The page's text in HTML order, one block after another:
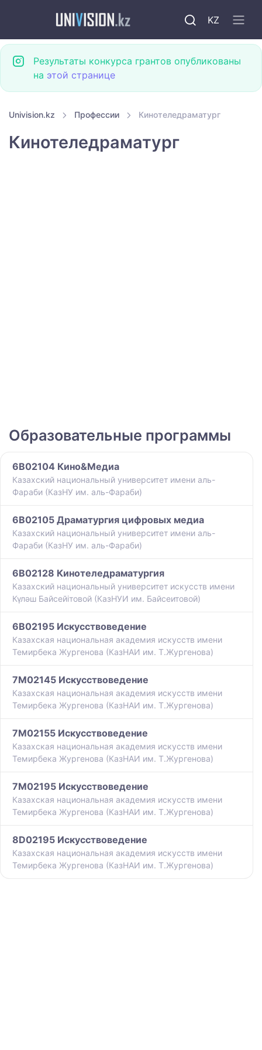
KZ
Результаты конкурса грантов опубликованы
на этой странице
Univision.kz Профессии Кинотеледраматург
Кинотеледраматург
Образовательные программы
6B02104 Кино&Медиа
Казахский национальный университет имени аль-
Фараби (КазНУ им. аль-Фараби)
6B02105 Драматургия цифровых медиа
Казахский национальный университет имени аль-
Фараби (КазНУ им. аль-Фараби)
6B02128 Кинотеледраматургия
Казахский национальный университет искусств имени
Күләш Байсейітовой (КазНУИ им. Байсеитовой)
6B02195 Искусствоведение
Казахская национальная академия искусств имени
Темирбека Жургенова (КазНАИ им. Т.Жургенова)
7M02145 Искусствоведение
Казахская национальная академия искусств имени
Темирбека Жургенова (КазНАИ им. Т.Жургенова)
7M02155 Искусствоведение
Казахская национальная академия искусств имени
Темирбека Жургенова (КазНАИ им. Т.Жургенова)
7M02195 Искусствоведение
Казахская национальная академия искусств имени
Темирбека Жургенова (КазНАИ им. Т.Жургенова)
8D02195 Искусствоведение
Казахская национальная академия искусств имени
Темирбека Жургенова (КазНАИ им. Т.Жургенова)